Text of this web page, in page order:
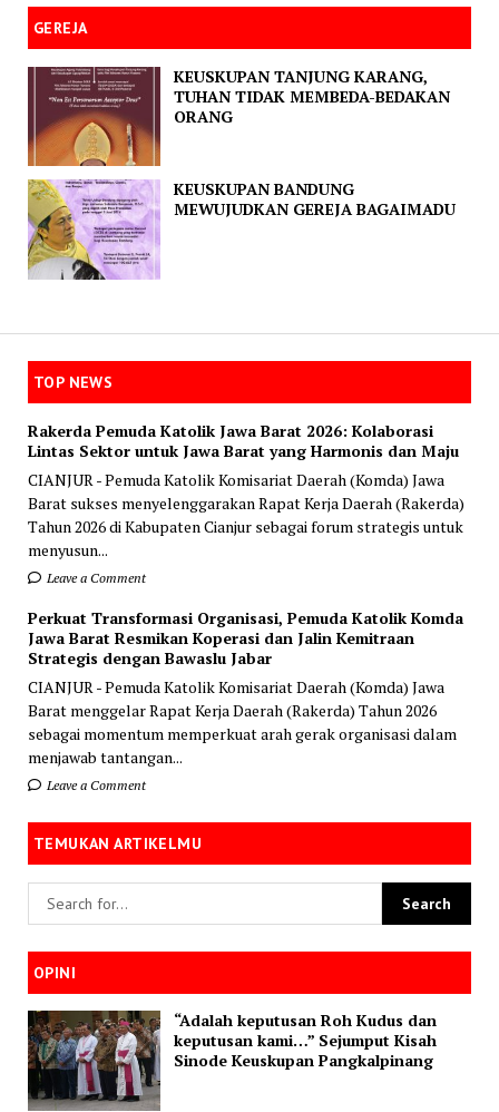
GEREJA
KEUSKUPAN TANJUNG KARANG,
TUHAN TIDAK MEMBEDA-BEDAKAN
ORANG
KEUSKUPAN BANDUNG
MEWUJUDKAN GEREJA BAGAIMADU
TOP NEWS
Rakerda Pemuda Katolik Jawa Barat 2026: Kolaborasi
Lintas Sektor untuk Jawa Barat yang Harmonis dan Maju
CIANJUR - Pemuda Katolik Komisariat Daerah (Komda) Jawa
Barat sukses menyelenggarakan Rapat Kerja Daerah (Rakerda)
Tahun 2026 di Kabupaten Cianjur sebagai forum strategis untuk
menyusun...
Leave a Comment
Perkuat Transformasi Organisasi, Pemuda Katolik Komda
Jawa Barat Resmikan Koperasi dan Jalin Kemitraan
Strategis dengan Bawaslu Jabar
CIANJUR - Pemuda Katolik Komisariat Daerah (Komda) Jawa
Barat menggelar Rapat Kerja Daerah (Rakerda) Tahun 2026
sebagai momentum memperkuat arah gerak organisasi dalam
menjawab tantangan...
Leave a Comment
TEMUKAN ARTIKELMU
OPINI
“Adalah keputusan Roh Kudus dan
keputusan kami…” Sejumput Kisah
Sinode Keuskupan Pangkalpinang